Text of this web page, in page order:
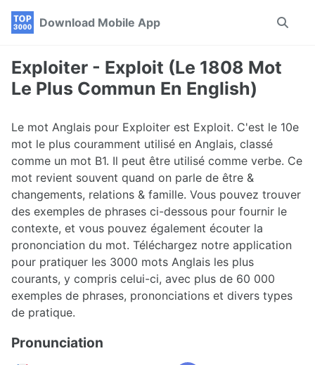
Skip
navigation
Skip
Skip
Download Mobile App
Toggle
Exploiter - Exploit (Le 1808 Mot
Le Plus Commun En English)
Le mot Anglais pour Exploiter est Exploit. C'est le 10e
mot le plus couramment utilisé en Anglais, classé
comme un mot B1. Il peut être utilisé comme verbe. Ce
mot revient souvent quand on parle de être &
changements, relations & famille. Vous pouvez trouver
des exemples de phrases ci-dessous pour fournir le
contexte, et vous pouvez également écouter la
prononciation du mot. Téléchargez notre application
pour pratiquer les 3000 mots Anglais les plus
courants, y compris celui-ci, avec plus de 60 000
exemples de phrases, prononciations et divers types
de pratique.
Pronunciation